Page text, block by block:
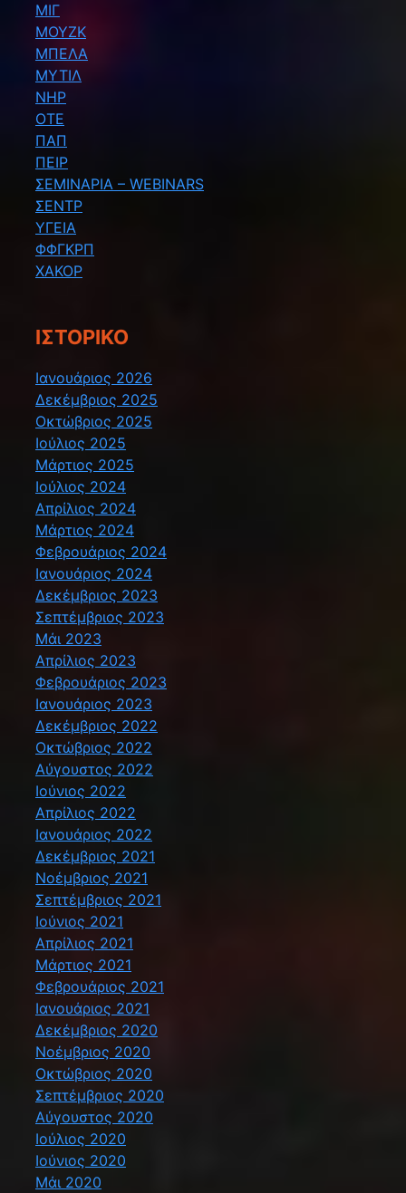
ΜΙΓ
ΜΟΥΖΚ
ΜΠΕΛΑ
ΜΥΤΙΛ
ΝΗΡ
ΟΤΕ
ΠΑΠ
ΠΕΙΡ
ΣΕΜΙΝΑΡΙΑ – WEBINARS
ΣΕΝΤΡ
ΥΓΕΙΑ
ΦΦΓΚΡΠ
ΧΑΚΟΡ
ΙΣΤΟΡΙΚΌ
Ιανουάριος 2026
Δεκέμβριος 2025
Οκτώβριος 2025
Ιούλιος 2025
Μάρτιος 2025
Ιούλιος 2024
Απρίλιος 2024
Μάρτιος 2024
Φεβρουάριος 2024
Ιανουάριος 2024
Δεκέμβριος 2023
Σεπτέμβριος 2023
Μάι 2023
Απρίλιος 2023
Φεβρουάριος 2023
Ιανουάριος 2023
Δεκέμβριος 2022
Οκτώβριος 2022
Αύγουστος 2022
Ιούνιος 2022
Απρίλιος 2022
Ιανουάριος 2022
Δεκέμβριος 2021
Νοέμβριος 2021
Σεπτέμβριος 2021
Ιούνιος 2021
Απρίλιος 2021
Μάρτιος 2021
Φεβρουάριος 2021
Ιανουάριος 2021
Δεκέμβριος 2020
Νοέμβριος 2020
Οκτώβριος 2020
Σεπτέμβριος 2020
Αύγουστος 2020
Ιούλιος 2020
Ιούνιος 2020
Μάι 2020